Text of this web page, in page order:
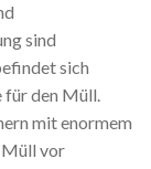
sind
sich
für den Müll.
mit enormem
Müll vor